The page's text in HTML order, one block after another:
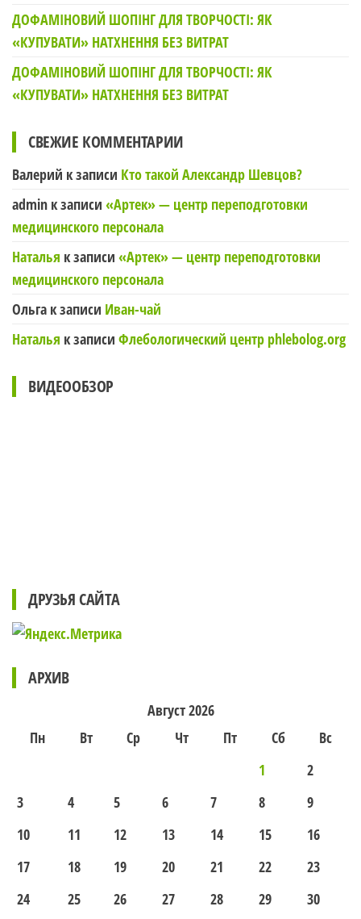
ДОФАМІНОВИЙ ШОПІНГ ДЛЯ ТВОРЧОСТІ: ЯК
«КУПУВАТИ» НАТХНЕННЯ БЕЗ ВИТРАТ
ДОФАМІНОВИЙ ШОПІНГ ДЛЯ ТВОРЧОСТІ: ЯК
«КУПУВАТИ» НАТХНЕННЯ БЕЗ ВИТРАТ
СВЕЖИЕ КОММЕНТАРИИ
Валерий к записи Кто такой Александр Шевцов?
admin к записи «Артек» — центр переподготовки
медицинского персонала
Наталья к записи «Артек» — центр переподготовки
медицинского персонала
Ольга к записи Иван-чай
Наталья к записи Флебологический центр phlebolog.org
ВИДЕООБЗОР
ДРУЗЬЯ САЙТА
АРХИВ
Август 2026
Пн
Вт Ср Чт Пт Сб
Вс
1
2
3
4 5 6 7 8
9
10
11 12 13 14 15
16
17
18 19 20 21 22
23
24
25 26 27 28 29 30